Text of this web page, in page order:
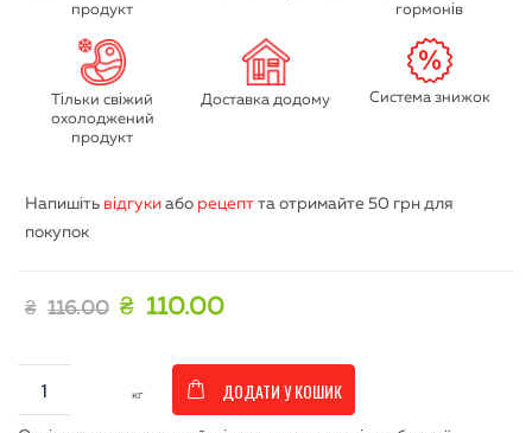
продукт
гормонів
Тільки свіжий
охолоджений
продукт
Доставка додому Система знижок
Напишіть відгуки або рецепт та отримайте 50 грн для
покупок
₴ 116.00 ₴ 110.00
ДОДАТИ У КОШИК